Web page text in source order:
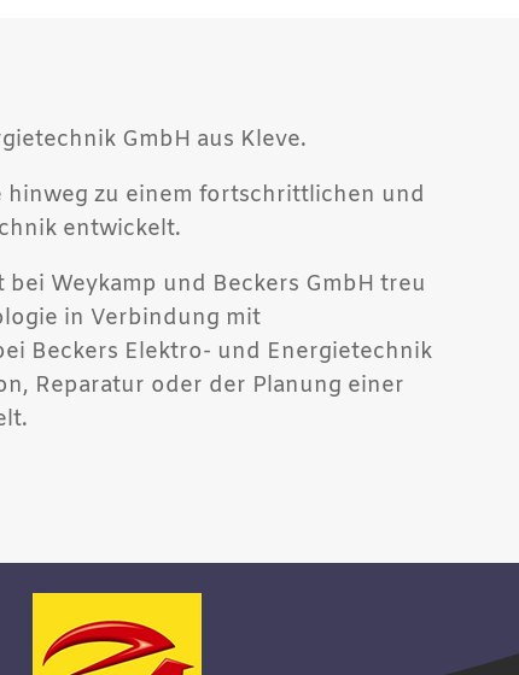
GmbH aus Kleve.
hinweg zu einem fortschrittlichen und
entwickelt.
Weykamp und Beckers GmbH treu
in Verbindung mit
Beckers Elektro- und Energietechnik
Reparatur oder der Planung einer